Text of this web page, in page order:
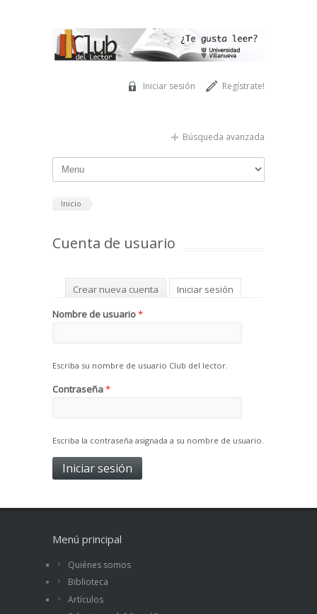
Regístrate!
Iniciar sesión
Búsqueda avanzada
Inicio
Cuenta de usuario
Solapas principales
Crear nueva cuenta Iniciar sesión
Solicitar una nueva contraseña
Nombre de usuario*
Escriba su nombre de usuario Club del lector.
Contraseña*
Escriba la contraseña asignada a su nombre de usuario.
Menú principal
Quiénes somos
Biblioteca
Artículos